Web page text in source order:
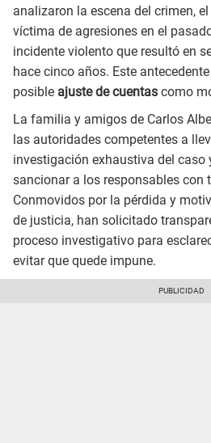
analizaron la escena del crimen,
víctima de agresiones en el
incidente violento que resultó en
hace cinco años. Este
posible ajuste de cuentas como
La familia y amigos de Carlos
las autoridades competentes a
investigación exhaustiva del caso
sancionar a los responsables con
Conmovidos por la pérdida y
de justicia, han solicitado
proceso investigativo para
evitar que quede impune.